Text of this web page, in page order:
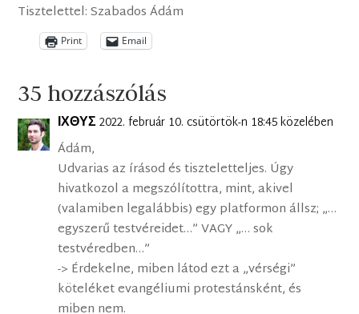
Tisztelettel: Szabados Ádám
Print Email
35 hozzászólás
ΙΧΘΥΣ2022. február 10. csütörtök-n 18:45 közelében
Ádám,
Udvarias az írásod és tiszteletteljes. Úgy
hivatkozol a megszólítottra, mint, akivel
(valamiben legalábbis) egy platformon állsz; „…
egyszerű testvéreidet…” VAGY „… sok
testvéredben…”
-> Érdekelne, miben látod ezt a „vérségi”
köteléket evangéliumi protestánsként, és
miben nem.